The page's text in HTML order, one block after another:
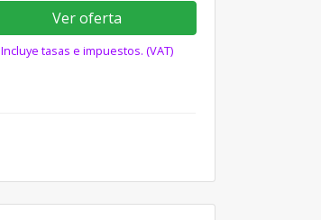
Ver oferta
Incluye tasas e impuestos. (VAT)